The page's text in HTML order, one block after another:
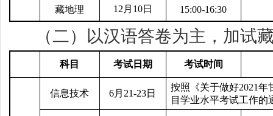
藏地理 12 月10日 15:00-16:30
（二）以汉语答卷为主，加试
科目 考试日期 考试时间
信息技术 6月21-23日
按照《关于做好2021
目学业水平考试工作的